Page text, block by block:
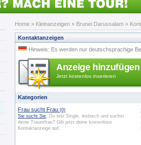
Home » Kleinanzeigen » Brunei Darussalam »
Kontaktanzeigen
Hinweis: Es werden nur deutschsprachige
Anzeige hinzufügen
Jetzt kostenlos inserieren
Kategorien
Frau sucht Frau (0)
Sie sucht Sie. Du bist Single, lesbisch und suchst
deine Traumfrau? Gib jetzt deine kostenlose
Kontaktanzeige auf.